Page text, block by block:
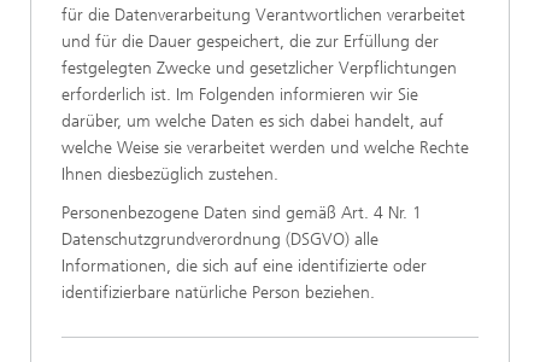
für die Datenverarbeitung Verantwortlichen verarbeitet
und für die Dauer gespeichert, die zur Erfüllung der
festgelegten Zwecke und gesetzlicher Verpflichtungen
erforderlich ist. Im Folgenden informieren wir Sie
darüber, um welche Daten es sich dabei handelt, auf
welche Weise sie verarbeitet werden und welche Rechte
Ihnen diesbezüglich zustehen.
Personenbezogene Daten sind gemäß Art. 4 Nr. 1
Datenschutzgrundverordnung (DSGVO) alle
Informationen, die sich auf eine identifizierte oder
identifizierbare natürliche Person beziehen.